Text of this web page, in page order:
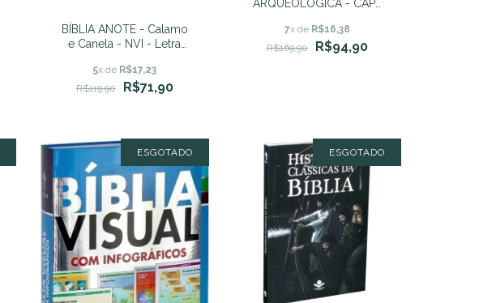
BÍBLIA ANOTE - Calamo
e Canela - NVI - Letra
5x de R$17,23
R$119,90
R$71,90
ARQUEOLÓGICA - CAPA
7x de R$16,38
R$169,90
R$94,90
ESGOTADO ESGOTADO